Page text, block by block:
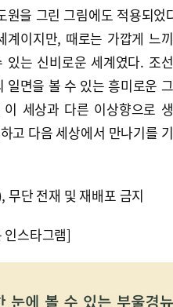
을 그린 그림에도 적용되었
이지만, 때로는 가깝게 느
는 신비로운 세계였다. 조
면을 볼 수 있는 흥미로운
세상과 다른 이상향으로
고 다음 세상에서 만나기를
단 전재 및 재배포 금지
인스타그램]